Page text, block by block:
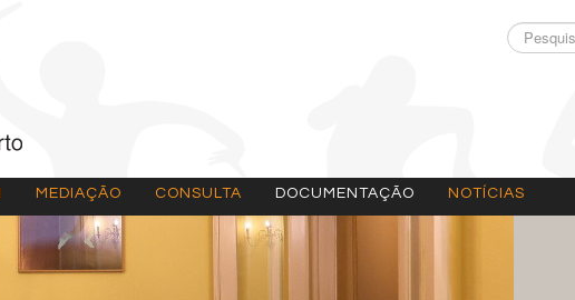
Pesquisa...
MEDIAÇÃO CONSULTA DOCUMENTAÇÃO NOTÍCIAS